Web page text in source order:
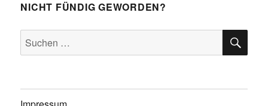
NICHT FÜNDIG GEWORDEN?
Suchen
nach: